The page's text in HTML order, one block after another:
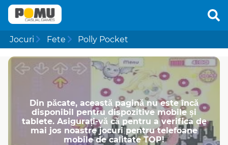
Jocuri Fete Polly Pocket
Din păcate, această pagină nu este încă
disponibil pentru dispozitive mobile și
tablete. Asigurați-vă că pentru a verifica de
mai jos noastre jocuri pentru telefoane
mobile de calitate TOP!